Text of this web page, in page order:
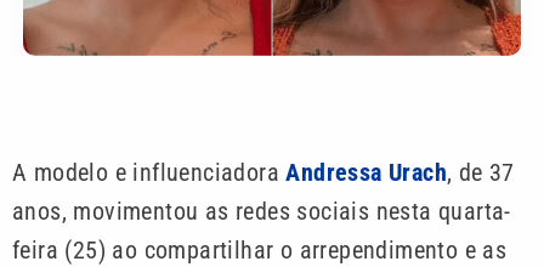
A modelo e influenciadoraAndressa Urach, de 37
anos, movimentou as redes sociais nesta quarta-
feira (25) ao compartilhar o arrependimento e as